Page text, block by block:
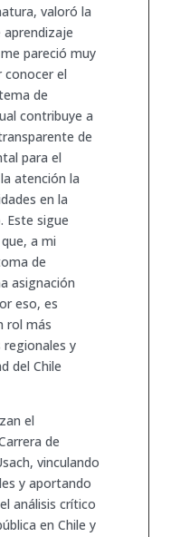
valoró la
pareció muy
conocer el
de
contribuye a
de
para el
atención la
en la
Este sigue
a mi
de
asignación
eso, es
rol más
y
del Chile
el
de
vinculando
y aportando
análisis crítico
en Chile y